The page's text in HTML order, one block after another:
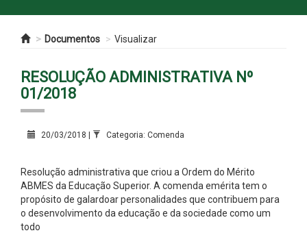
Documentos Visualizar
RESOLUÇÃO ADMINISTRATIVA Nº
01/2018
20/03/2018 | Categoria: Comenda
Resolução administrativa que criou a Ordem do Mérito
ABMES da Educação Superior. A comenda emérita tem o
propósito de galardoar personalidades que contribuem para
o desenvolvimento da educação e da sociedade como um
todo